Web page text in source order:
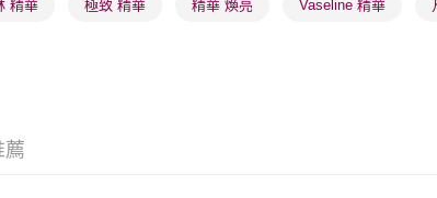
精華 極致 精華 精華 煥亮 Vaseline 精華
薦